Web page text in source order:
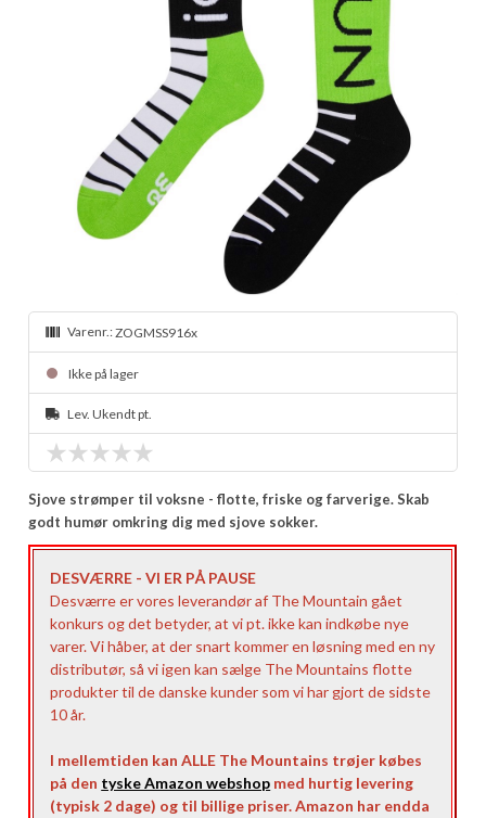
Varenr.:ZOGMSS916x
Ikke på lager
Lev. Ukendt pt.
Sjove strømper til voksne - flotte, friske og farverige. Skab
godt humør omkring dig med sjove sokker.
DESVÆRRE - VI ER PÅ PAUSE
Desværre er vores leverandør af The Mountain gået
konkurs og det betyder, at vi pt. ikke kan indkøbe nye
varer. Vi håber, at der snart kommer en løsning med en ny
distributør, så vi igen kan sælge The Mountains flotte
produkter til de danske kunder som vi har gjort de sidste
10 år.
I mellemtiden kan ALLE The Mountains trøjer købes
på den tyske Amazon webshop med hurtig levering
(typisk 2 dage) og til billige priser. Amazon har endda